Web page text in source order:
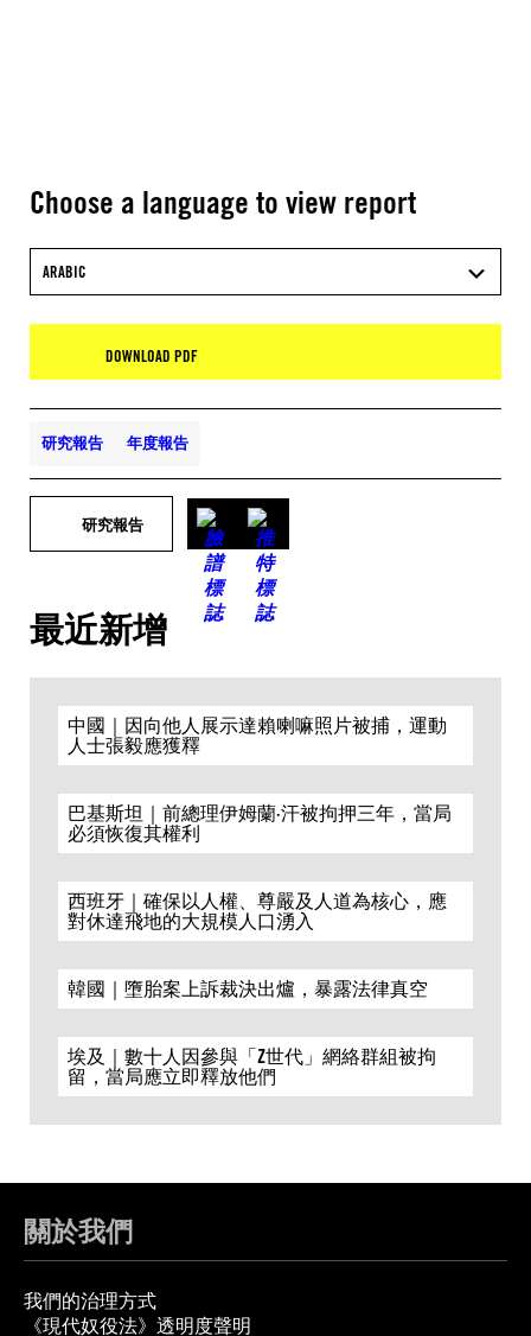
Choose a language to view report
ARABIC
DOWNLOAD PDF
研究報告 年度報告
研究報告
最近新增
中國｜因向他人展示達賴喇嘛照片被捕，運動
人士張毅應獲釋
巴基斯坦｜前總理伊姆蘭·汗被拘押三年，當局
必須恢復其權利
西班牙｜確保以人權、尊嚴及人道為核心，應
對休達飛地的大規模人口湧入
韓國｜墮胎案上訴裁決出爐，暴露法律真空
埃及｜數十人因參與「Z世代」網絡群組被拘
留，當局應立即釋放他們
關於我們
我們的治理方式
《現代奴役法》透明度聲明